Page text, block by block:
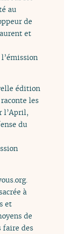
au
de
et
édition
les
l’April,
du
à
et
de
faire des